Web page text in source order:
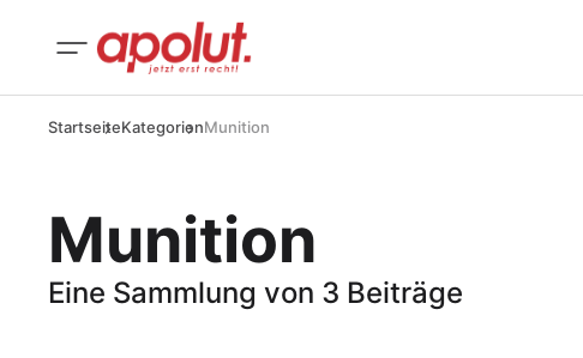
StartseiteKategorienMunition
Munition
Eine Sammlung von 3 Beiträge